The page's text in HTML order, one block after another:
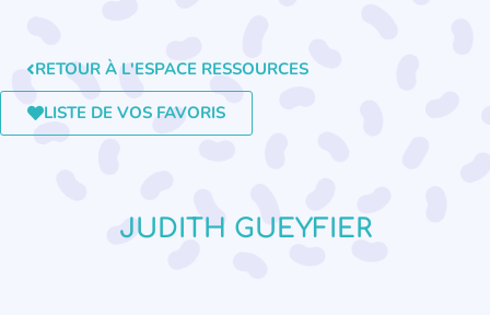
RETOUR À L'ESPACE RESSOURCES
LISTE DE VOS FAVORIS
JUDITH GUEYFIER